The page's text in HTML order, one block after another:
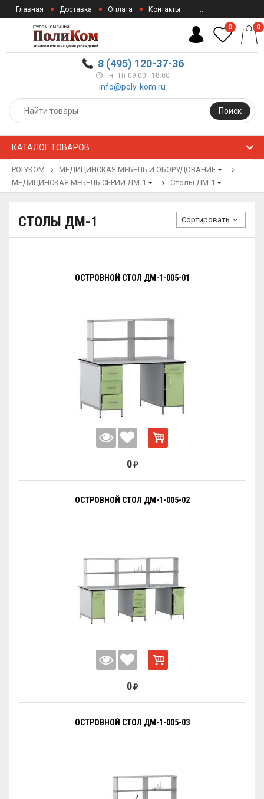
Главная Доставка Оплата Контакты ...
8 (495) 120-37-36
Пн—Пт 09:00—18:00
info@poly-kom.ru
Поиск
0 0
КАТАЛОГ ТОВАРОВ
POLYKOM
МЕДИЦИНСКАЯ МЕБЕЛЬ И ОБОРУДОВАНИЕ
МЕДИЦИНСКАЯ МЕБЕЛЬ СЕРИИ ДМ-1
Столы ДМ-1
СТОЛЫ ДМ-1 Сортировать
ОСТРОВНОЙ СТОЛ ДМ-1-005-01
0 ₽
ОСТРОВНОЙ СТОЛ ДМ-1-005-02
0 ₽
ОСТРОВНОЙ СТОЛ ДМ-1-005-03